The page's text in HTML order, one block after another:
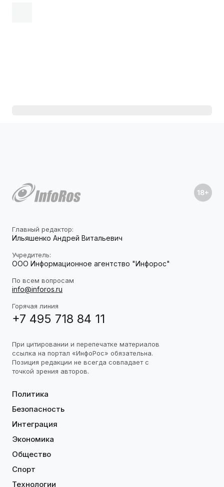
Главный редактор:
Ильяшенко Андрей Витальевич
Учредитель:
ООО Информационное агентство "Инфорос"
По всем вопросам
info@inforos.ru
Горячая линия
+7 495 718 84 11
При цитировании и перепечатке материалов
ссылка на портал «ИнфоРос» обязательна.
Позиция редакции не всегда совпадает с
точкой зрения авторов.
Политика
Безопасность
Интеграция
Экономика
Общество
Спорт
Технологии